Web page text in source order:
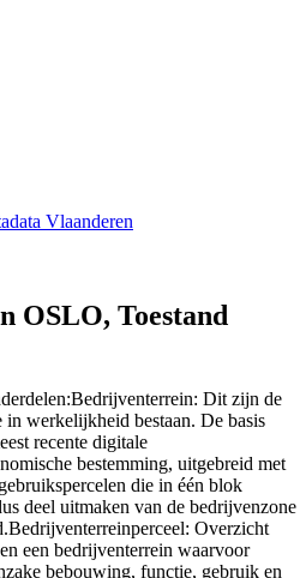
Vlaanderen
OSLO, Toestand
Dit zijn de
in werkelijkheid bestaan. De basis
recente digitale
bestemming, uitgebreid met
die in één blok
deel uitmaken van de bedrijvenzone
Overzicht
een bedrijventerrein waarvoor
bebouwing, functie, gebruik en